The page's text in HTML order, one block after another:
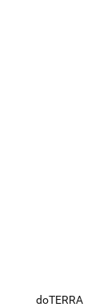
doTERRA